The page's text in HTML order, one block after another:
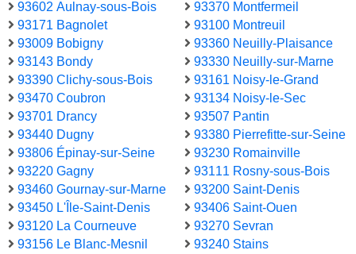
93602 Aulnay-sous-Bois
93171 Bagnolet
93009 Bobigny
93143 Bondy
93390 Clichy-sous-Bois
93470 Coubron
93701 Drancy
93440 Dugny
93806 Épinay-sur-Seine
93220 Gagny
93460 Gournay-sur-Marne
93450 L'Île-Saint-Denis
93120 La Courneuve
93156 Le Blanc-Mesnil
93370 Montfermeil
93100 Montreuil
93360 Neuilly-Plaisance
93330 Neuilly-sur-Marne
93161 Noisy-le-Grand
93134 Noisy-le-Sec
93507 Pantin
93380 Pierrefitte-sur-Seine
93230 Romainville
93111 Rosny-sous-Bois
93200 Saint-Denis
93406 Saint-Ouen
93270 Sevran
93240 Stains